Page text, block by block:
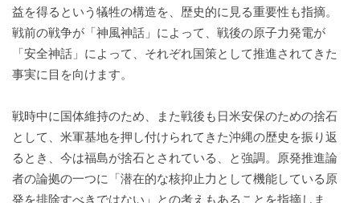
益を得るという犠牲の構造を、歴史的に見る重要性も指摘。
戦前の戦争が「神風神話」によって、戦後の原子力発電が
「安全神話」によって、それぞれ国策として推進されてきた
事実に目を向けます。
戦時中に国体維持のため、また戦後も日米安保のための捨石
として、米軍基地を押し付けられてきた沖縄の歴史を振り返
るとき、今は福島が捨石とされている、と強調。原発推進論
者の論拠の一つに「潜在的な核抑止力として機能している原
発を排除すべきではない」との考えもあることを指摘しま